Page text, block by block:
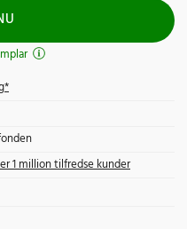
1 million tilfredse kunder